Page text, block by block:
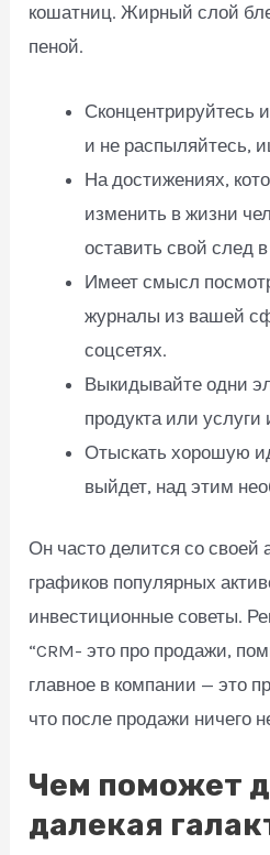
кошатниц. Жирный слой
пеной.
Сконцентрируйтесь
и не распыляйтесь,
На достижениях,
изменить в жизни
оставить свой след
Имеет смысл
журналы из вашей
соцсетях.
Выкидывайте одни
продукта или услуги
Отыскать хорошую
выйдет, над этим
Он часто делится со своей
графиков популярных
инвестиционные советы.
“CRM- это про продажи,
главное в компании — это
что после продажи ничего
Чем поможет
далекая